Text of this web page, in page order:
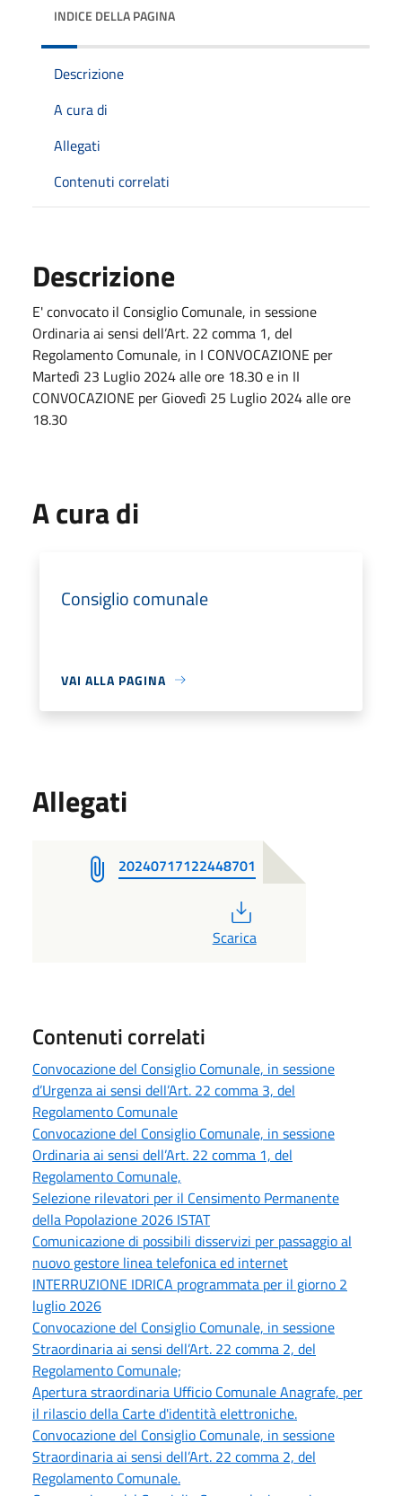
INDICE DELLA PAGINA
Descrizione
A cura di
Allegati
Contenuti correlati
Descrizione
E' convocato il Consiglio Comunale, in sessione
Ordinaria ai sensi dell’Art. 22 comma 1, del
Regolamento Comunale, in I CONVOCAZIONE per
Martedì 23 Luglio 2024 alle ore 18.30 e in II
CONVOCAZIONE per Giovedì 25 Luglio 2024 alle ore
18.30
A cura di
Consiglio comunale
VAI ALLA PAGINA
Allegati
20240717122448701
Scarica
Contenuti correlati
Convocazione del Consiglio Comunale, in sessione
d’Urgenza ai sensi dell’Art. 22 comma 3, del
Regolamento Comunale
Convocazione del Consiglio Comunale, in sessione
Ordinaria ai sensi dell’Art. 22 comma 1, del
Regolamento Comunale,
Selezione rilevatori per il Censimento Permanente
della Popolazione 2026 ISTAT
Comunicazione di possibili disservizi per passaggio al
nuovo gestore linea telefonica ed internet
INTERRUZIONE IDRICA programmata per il giorno 2
luglio 2026
Convocazione del Consiglio Comunale, in sessione
Straordinaria ai sensi dell’Art. 22 comma 2, del
Regolamento Comunale;
Apertura straordinaria Ufficio Comunale Anagrafe, per
il rilascio della Carte d'identità elettroniche.
Convocazione del Consiglio Comunale, in sessione
Straordinaria ai sensi dell’Art. 22 comma 2, del
Regolamento Comunale.